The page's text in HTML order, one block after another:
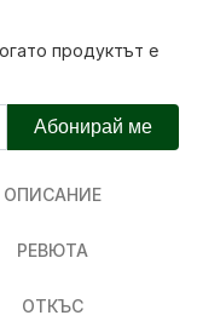
продуктът е
Абонирай ме
ОПИСАНИЕ
РЕВЮТА
ОТКЪС